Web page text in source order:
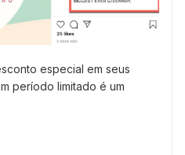
especial em seus
período limitado é um